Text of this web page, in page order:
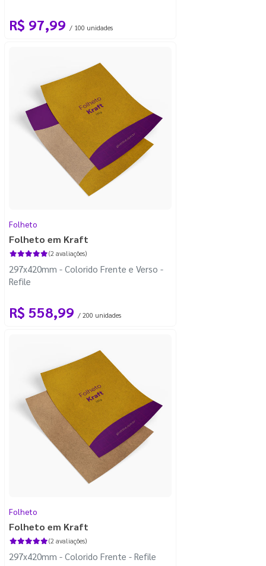
R$ 97,99 / 100 unidades
Folheto
Folheto em Kraft
(2 avaliações)
297x420mm - Colorido Frente e Verso -
Refile
R$ 558,99 / 200 unidades
Folheto
Folheto em Kraft
(2 avaliações)
297x420mm - Colorido Frente - Refile